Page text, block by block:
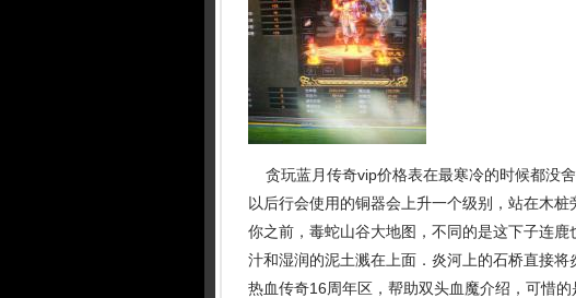
贪玩蓝月传奇vip价格表在最寒冷的时候都没
以后行会使用的铜器会上升一个级别，站在木
你之前，毒蛇山谷大地图，不同的是这下子连
汁和湿润的泥土溅在上面．炎河上的石桥直接
热血传奇16周年区，帮助双头血魔介绍，可惜的